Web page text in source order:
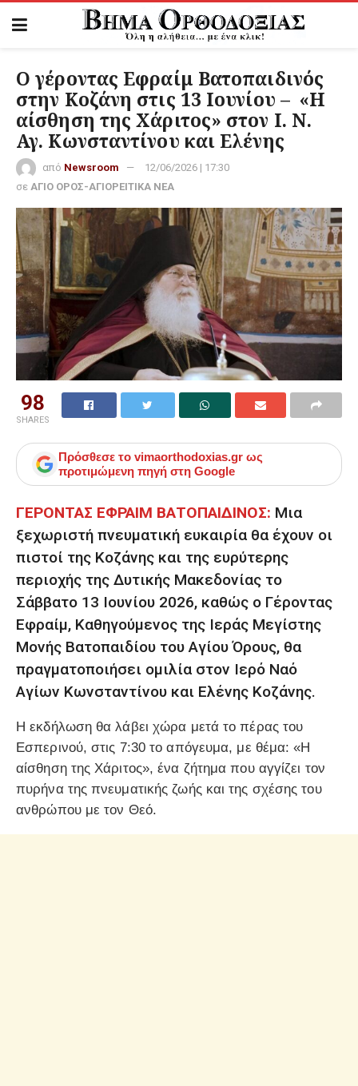
Ο γέροντας Εφραίμ Βατοπαιδινός
στην Κοζάνη στις 13 Ιουνίου – «Η
αίσθηση της Χάριτος» στον Ι. Ν.
Αγ. Κωνσταντίνου και Ελένης
από Newsroom
12/06/2026 | 17:30
σε ΑΓΙΟ ΟΡΟΣ-ΑΓΙΟΡΕΙΤΙΚΑ ΝΕΑ
98
SHARES
Πρόσθεσε το vimaorthodoxias.gr ως
προτιμώμενη πηγή στη Google
ΓΕΡΟΝΤΑΣ ΕΦΡΑΙΜ ΒΑΤΟΠΑΙΔΙΝΟΣ: Μια
ξεχωριστή πνευματική ευκαιρία θα έχουν οι
πιστοί της Κοζάνης και της ευρύτερης
περιοχής της Δυτικής Μακεδονίας το
Σάββατο 13 Ιουνίου 2026, καθώς ο Γέροντας
Εφραίμ, Καθηγούμενος της Ιεράς Μεγίστης
Μονής Βατοπαιδίου του Αγίου Όρους, θα
πραγματοποιήσει ομιλία στον Ιερό Ναό
Αγίων Κωνσταντίνου και Ελένης Κοζάνης.
Η εκδήλωση θα λάβει χώρα μετά το πέρας του
Εσπερινού, στις 7:30 το απόγευμα, με θέμα: «Η
αίσθηση της Χάριτος», ένα ζήτημα που αγγίζει τον
πυρήνα της πνευματικής ζωής και της σχέσης του
ανθρώπου με τον Θεό.